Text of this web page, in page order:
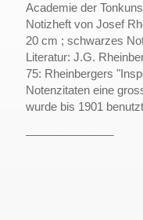
Academie der
Notizheft von Josef
20 cm ; schwarzes
Literatur: J.G.
75: Rheinbergers
Notenzitaten eine
wurde bis 1901